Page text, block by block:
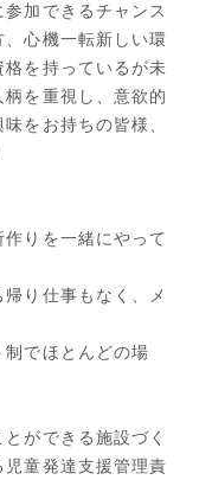
加できるチャンス
心機一転新しい環
を持っているが未
を重視し、意欲的
をお持ちの皆様、
りを一緒にやって
り仕事もなく、メ
制でほとんどの場
ができる施設づく
童発達支援管理責